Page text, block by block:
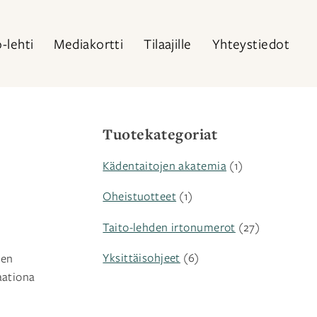
lehti Mediakortti Tilaajille Yhteystiedot
Tuotekategoriat
Kädentaitojen akatemia (1)
Oheistuotteet (1)
Taito-lehden irtonumerot (27)
Yksittäisohjeet (6)